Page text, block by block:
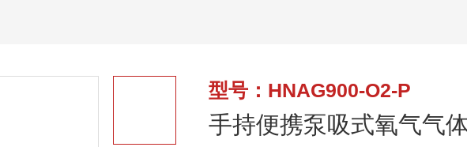
型号：HNAG900-O2-P
手持便携泵吸式氧气气